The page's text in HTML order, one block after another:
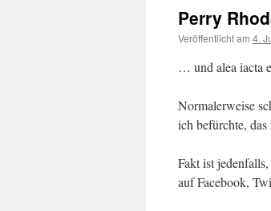
Perry
Veröffentlicht am 4.
… und alea iacta
Normalerweise
ich befürchte,
Fakt ist
auf Facebook,